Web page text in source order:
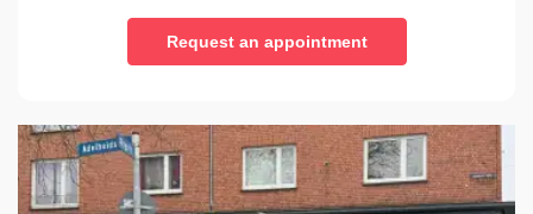
Request an appointment